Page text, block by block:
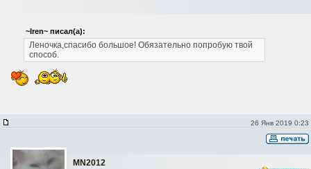
~Iren~ писал(а):
Леночка,спасибо большое! Обязательно попробую твой
способ.
26 Янв 2019 0:23
MN2012